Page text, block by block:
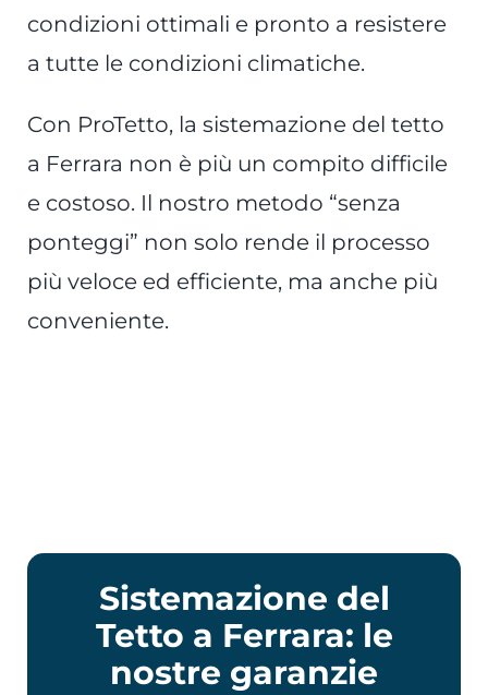
condizioni ottimali e pronto a resistere
a tutte le condizioni climatiche.
Con ProTetto, la sistemazione del tetto
a Ferrara non è più un compito difficile
e costoso. Il nostro metodo “senza
ponteggi” non solo rende il processo
più veloce ed efficiente, ma anche più
conveniente.
Sistemazione del
Tetto a Ferrara: le
nostre garanzie